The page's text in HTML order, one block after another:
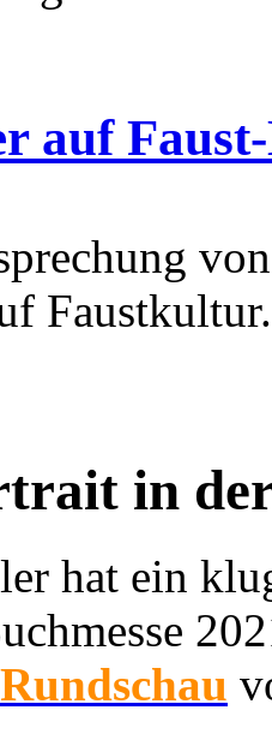
auf
in
hat ein